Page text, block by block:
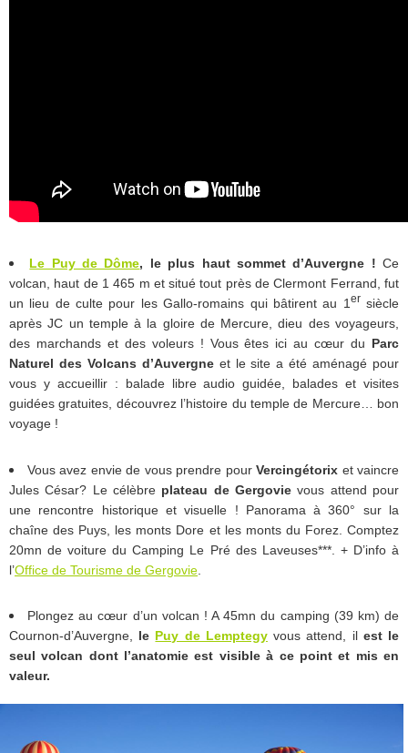
Le Puy de Dôme, le plus haut sommet d’Auvergne !Ce
volcan, haut de 1 465 m et situé tout près de Clermont Ferrand, fut
un lieu de culte pour les Gallo-romains qui bâtirent au 1 er siècle
après JC un temple à la gloire de Mercure, dieu des voyageurs,
des marchands et des voleurs ! Vous êtes ici au cœur du Parc
Naturel des Volcans d’Auvergneet le site a été aménagé pour
vous y accueillir : balade libre audio guidée, balades et visites
guidées gratuites, découvrez l’histoire du temple de Mercure… bon
voyage !
Vous avez envie de vous prendre pour Vercingétorix et vaincre
Jules César? Le célèbre plateau de Gergovie vous attend pour
une rencontre historique et visuelle ! Panorama à 360° sur la
chaîne des Puys, les monts Dore et les monts du Forez. Comptez
20mn de voiture du Camping Le Pré des Laveuses***. + D’info à
l’Office de Tourisme de Gergovie
Plongez au cœur d’un volcan ! A 45mn du camping (39 km) de
Cournon-d’Auvergne, le Puy de Lemptegyvous attend, il est le
seul volcan dont l’anatomie est visible à ce point et mis en
valeur.